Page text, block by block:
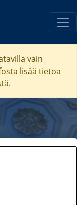
vain
lisää tietoa